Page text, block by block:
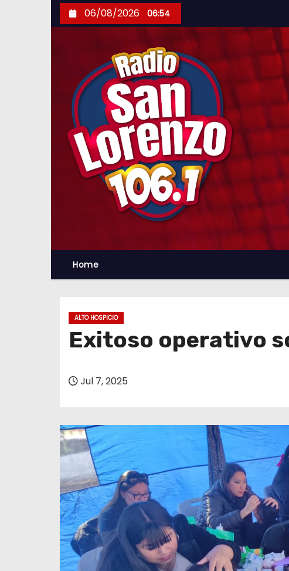
k
06/08/2026 06:54
Home
ALTO HOSPICIO
Exitoso operativo
Jul 7, 2025